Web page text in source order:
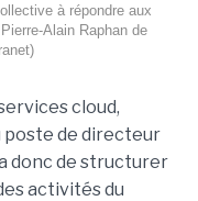
à répondre aux
Alain Raphan de
cloud,
poste de directeur
donc de structurer
activités du